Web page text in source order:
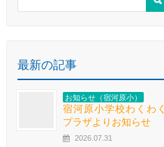
最新の記事
お知らせ（宿河原小）
宿河原小学校わくわく
プラザよりお知らせ
2026.07.31